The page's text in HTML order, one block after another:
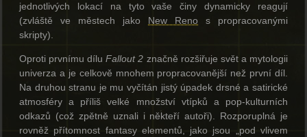
jednotlivých lokací na tyto vaše činy dynamicky reagují
(zvláště ve městech jako New Reno s propracovanými
skripty).
Oproti prvnímu díluFallout 2 značně rozšiřuje svět a mytologii
univerza a je celkově mnohem propracovanější než první díl.
Na druhou stranu je mu vyčítán jistý úpadek drsné a satirické
atmosféry a příliš velké množství vtípků a pop-kulturních
odkazů (což zpětně uznali i někteří autoři). Rozporuplná je
rovněž přítomnost fantasy elementů, jako jsou „pod vlivem